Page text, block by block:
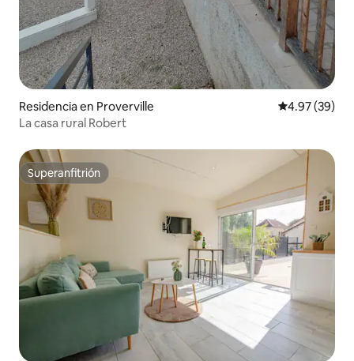
Residencia en Proverville Calificación
4.97 (39)
La casa rural Robert
Superanfitrión
Superanfitrión